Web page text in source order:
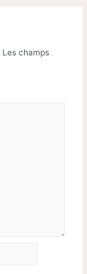
Les champs